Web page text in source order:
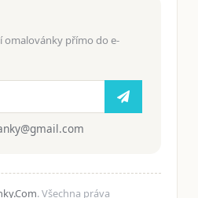
omalovánky přímo do e-
. Všechna práva